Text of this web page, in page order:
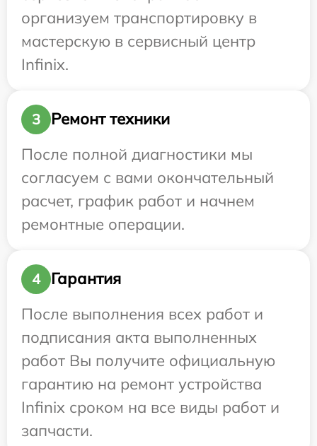
организуем транспортировку в
мастерскую в сервисный центр
Infinix.
3
Ремонт техники
После полной диагностики мы
согласуем с вами окончательный
расчет, график работ и начнем
ремонтные операции.
4
Гарантия
После выполнения всех работ и
подписания акта выполненных
работ Вы получите официальную
гарантию на ремонт устройства
Infinix сроком на все виды работ и
запчасти.